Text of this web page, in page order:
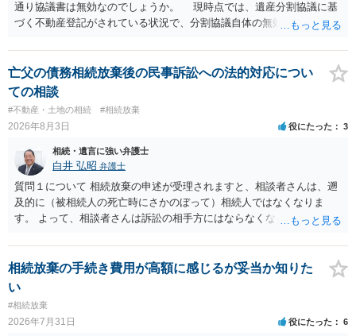
通り協議書は無効なのでしょうか。 現時点では、遺産分割協議に基
づく不動産登記がされている状況で、分割協議自体の無効を裁判所が
方の訴訟の主張及び立証次第ですが、 ・御祖母様の認知能力に関する
医師の意見書、筆跡鑑定 が提出されればその効力が否定される可能性
はありますが、 ・伯母様自身が分割協議に加わっていること ・御祖母
様の意に反する遺産分割協議を行う実益が誰にあったかの立証が困難
であること からすると、実際に遺産分割協議の効力が否定される可能
性はそれほど高くない（立証のハードルは非常に高い）ということが
言えると思います。
亡父の債務相続放棄後の民事訴訟への法的対応につい
ての相談
#不動産・土地の相続 #相続放棄
2026年8月3日 役にたった 3
相続・遺言に強い弁護士
白井 弘昭 弁護士
質問１について 相続放棄の申述が受理されますと、相談者さんは、遡
及的に（被相続人の死亡時にさかのぼって）相続人ではなくなりま
す。 よって、相談者さんは訴訟の相手方にはならなくなるので（明け
理証明を家庭裁判所で取得し、コピーを答弁書に添えて裁判所に提出
してください。 質問２について 請求棄却を求める答弁書を提出すれ
ば、第１回期日は出席する必要がありません。その日は差支え（用事
はないので、ｍｉｎｔｓでの提出の必要は無いと思います。郵送（期
限までに届けばよい）で十分です。 詳細は、書面記載の裁判所書記官
相続放棄の手続き費用が高額に感じるが妥当か知りた
い
#相続放棄
2026年7月31日 役にたった 6